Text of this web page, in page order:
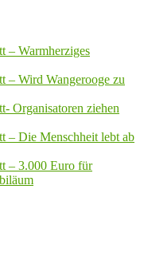
– Warmherziges
– Wird Wangerooge zu
Organisatoren ziehen
– Die Menschheit lebt ab
– 3.000 Euro für